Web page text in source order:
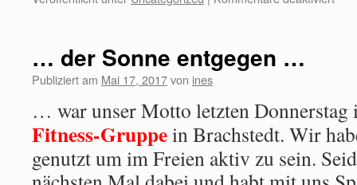
… der Sonne entgegen …
Publiziert am Mai 17, 2017von ines
… war unser Motto letzten
Fitness-Gruppein Brachstedt. Wir
genutzt um im Freien aktiv zu sein.